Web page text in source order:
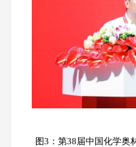
图3：第38届中国化学奥